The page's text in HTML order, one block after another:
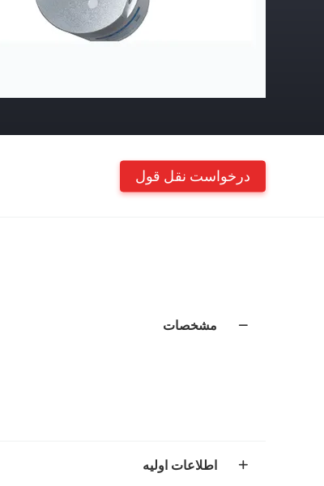
درخواست نقل قول
مشخصات
اطلاعات اولیه